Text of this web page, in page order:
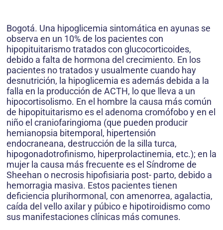
Bogotá. Una hipoglicemia sintomática en ayunas se
observa en un 10% de los pacientes con
hipopituitarismo tratados con glucocorticoides,
debido a falta de hormona del crecimiento. En los
pacientes no tratados y usualmente cuando hay
desnutrición, la hipoglicemia es además debida a la
falla en la producción de ACTH, lo que lleva a un
hipocortisolismo. En el hombre la causa más común
de hipopituitarismo es el adenoma cromófobo y en el
niño el craniofaringioma (que pueden producir
hemianopsia bitemporal, hipertensión
endocraneana, destrucción de la silla turca,
hipogonadotrofinismo, hiperprolactinemia, etc.); en la
mujer la causa más frecuente es el Síndrome de
Sheehan o necrosis hipofisiaria post- parto, debido a
hemorragia masiva. Estos pacientes tienen
deficiencia plurihormonal, con amenorrea, agalactia,
caída del vello axilar y púbico e hipotiroidismo como
sus manifestaciones clínicas más comunes.